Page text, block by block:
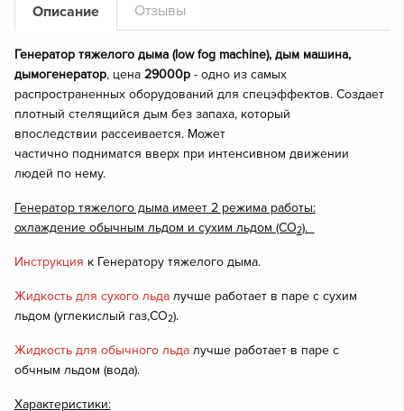
Описание Отзывы
Генератор тяжелого дыма (low fog machine), дым машина,
дымогенератор, цена 29000р- одно из самых
распространенных оборудований для спецэффектов. Создает
плотный стелящийся дым без запаха, который
впоследствии рассеивается. Может
частично подниматся вверх при интенсивном движении
людей по нему.
Генератор тяжелого дыма имеет 2 режима работы:
охлаждение обычным льдом и сухим льдом (CO2).
Инструкция к Генератору тяжелого дыма.
Жидкость для сухого льдалучше работает в паре с сухим
льдом (углекислый газ,CO2).
Жидкость для обычного льдалучше работает в паре с
обчным льдом (вода).
Характеристики: